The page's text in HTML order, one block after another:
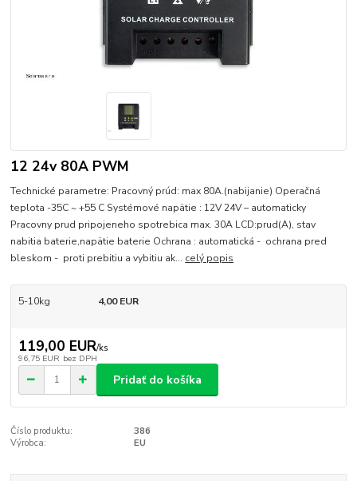
12 24v 80A PWM
Technické parametre: Pracovný prúd: max 80A.(nabijanie) Operačná
teplota -35C ~ +55 C Systémové napätie : 12V 24V – automaticky
Pracovny prud pripojeneho spotrebica max. 30A LCD:prud(A), stav
nabitia baterie,napätie baterie Ochrana : automatická - ochrana pred
bleskom - proti prebitiu a vybitiu ak... celý popis
5-10kg 4,00 EUR
119,00 EUR/ks
96,75 EUR bez DPH
Pridať do košíka
Číslo produktu:
386
Výrobca:
EU